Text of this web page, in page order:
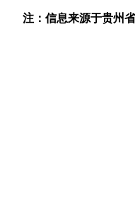
注：信息来源于贵州